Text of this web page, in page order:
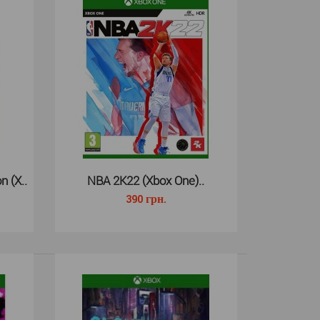
симуляторов NBA 2K.N..
Xbox One – непревзойденный боевой экшн,
(X.. NBA 2K22 (Xbox One)..
390 грн.